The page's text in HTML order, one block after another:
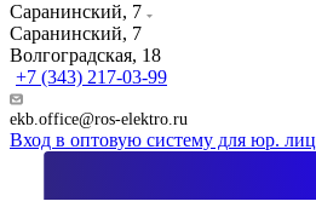
Саранинский, 7
Саранинский, 7
Волгоградская, 18
+7 (343) 217-03-99
ekb.office@ros-elektro.ru
Вход в оптовую систему для юр. лиц